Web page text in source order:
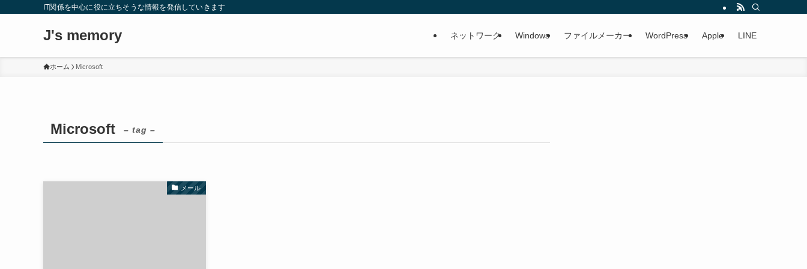
IT関係を中心に役に立ちそうな情報を発信していきます
J's memory ネットワーク Windows ファイルメーカー WordPress Apple LINE
ホーム Microsoft
Microsoft – tag –
メール